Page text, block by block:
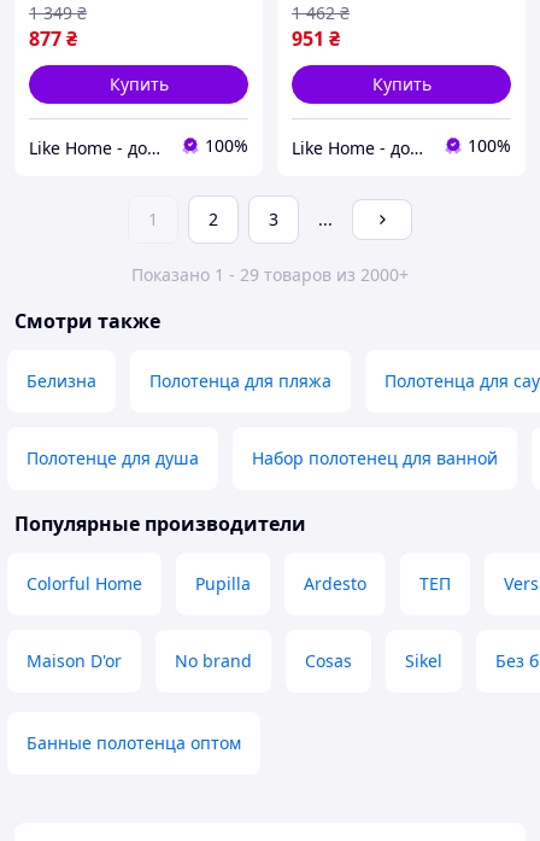
877₴
1 349 ₴
Купить
Like Home - домашний уют для всей семьи. Будьте как дома 🤗 100%
951 ₴
1 462 ₴
Купить
Like Home - домашний уют для всей семьи. Будьте как дома 🤗 100%
1 2 3 ...
Показано 1 - 29 товаров из 2000+
Смотри также
Белизна Полотенца для пляжа Полотенца для
Полотенце для душа Набор полотенец для ванной
Популярные производители
Colorful Home Pupilla Ardesto ТЕП
Maison D'or No brand Cosas Sikel Без
Банные полотенца оптом